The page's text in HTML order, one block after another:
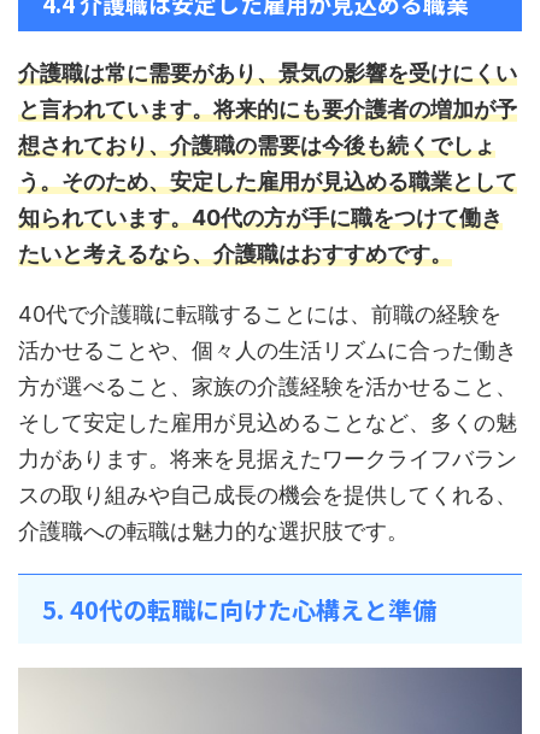
介護職は常に需要があり、景気の影響を受けにくい
と言われています。将来的にも要介護者の増加が予
想されており、介護職の需要は今後も続くでしょ
う。そのため、安定した雇用が見込める職業として
知られています。40代の方が手に職をつけて働き
たいと考えるなら、介護職はおすすめです。
40代で介護職に転職することには、前職の経験を
活かせることや、個々人の生活リズムに合った働き
方が選べること、家族の介護経験を活かせること、
そして安定した雇用が見込めることなど、多くの魅
力があります。将来を見据えたワークライフバラン
スの取り組みや自己成長の機会を提供してくれる、
介護職への転職は魅力的な選択肢です。
5. 40代の転職に向けた心構えと準備